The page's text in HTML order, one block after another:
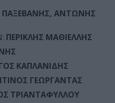
ΠΑΞΕΒΑΝΗΣ, ΑΝΤΩΝΗΣ
ΠΕΡΙΚΛΗΣ ΜΑΘΙΕΛΛΗΣ
ΚΑΠΛΑΝΙΔΗΣ
ΓΕΩΡΓΑΝΤΑΣ
ΤΡΙΑΝΤΑΦΥΛΛΟΥ